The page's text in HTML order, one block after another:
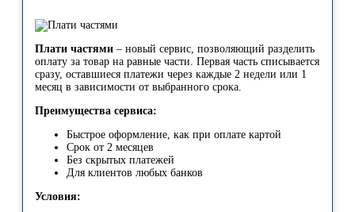
Плати частями – новый сервис, позволяющий разделить
оплату за товар на равные части. Первая часть списывается
сразу, оставшиеся платежи через каждые 2 недели или 1
месяц в зависимости от выбранного срока.
Преимущества сервиса:
Быстрое оформление, как при оплате картой
Срок от 2 месяцев
Без скрытых платежей
Для клиентов любых банков
Условия: